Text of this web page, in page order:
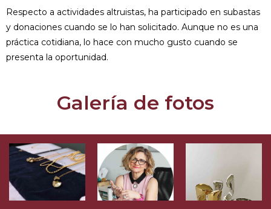
Respecto a actividades altruistas, ha participado en subastas
y donaciones cuando se lo han solicitado. Aunque no es una
práctica cotidiana, lo hace con mucho gusto cuando se
presenta la oportunidad.
Galería de fotos